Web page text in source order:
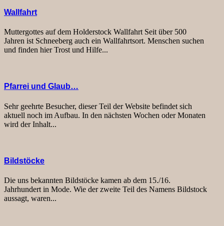
Wallfahrt
Muttergottes auf dem Holderstock Wallfahrt Seit über 500
Jahren ist Schneeberg auch ein Wallfahrtsort. Menschen suchen
und finden hier Trost und Hilfe...
Pfarrei und Glaub…
Sehr geehrte Besucher, dieser Teil der Website befindet sich
aktuell noch im Aufbau. In den nächsten Wochen oder Monaten
wird der Inhalt...
Bildstöcke
Die uns bekannten Bildstöcke kamen ab dem 15./16.
Jahrhundert in Mode. Wie der zweite Teil des Namens Bildstock
aussagt, waren...